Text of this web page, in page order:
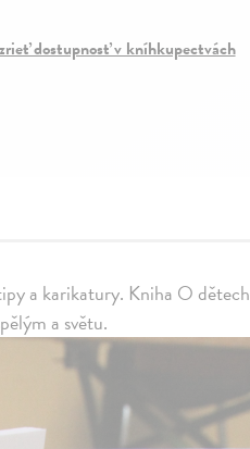
dostupnosť v kníhkupectvách
a karikatury. Kniha O dětech
a světu.